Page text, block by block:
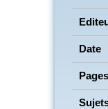
Date
Pages